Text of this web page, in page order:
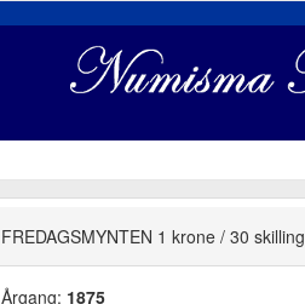
FREDAGSMYNTEN 1 krone / 30 skilling
Årgang: 1875